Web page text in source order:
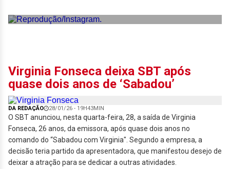
Virginia Fonseca deixa SBT após
quase dois anos de ‘Sabadou’
DA REDAÇÃO 28/01/26 - 19H43MIN
O SBT anunciou, nesta quarta-feira, 28, a saída de Virginia
Fonseca, 26 anos, da emissora, após quase dois anos no
comando do “Sabadou com Virginia". Segundo a empresa, a
decisão teria partido da apresentadora, que manifestou desejo de
deixar a atração para se dedicar a outras atividades.